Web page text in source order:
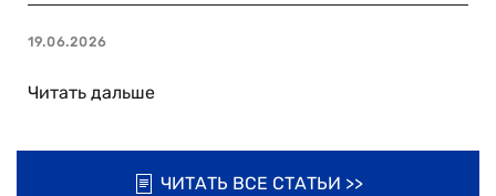
19.06.2026
Читать дальше
ЧИТАТЬ ВСЕ СТАТЬИ >>